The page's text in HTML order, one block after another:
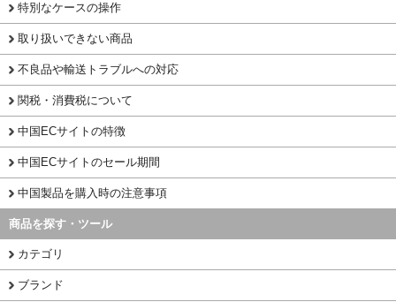
特別なケースの操作
取り扱いできない商品
不良品や輸送トラブルへの対応
関税・消費税について
中国ECサイトの特徴
中国ECサイトのセール期間
中国製品を購入時の注意事項
商品を探す・ツール
カテゴリ
ブランド